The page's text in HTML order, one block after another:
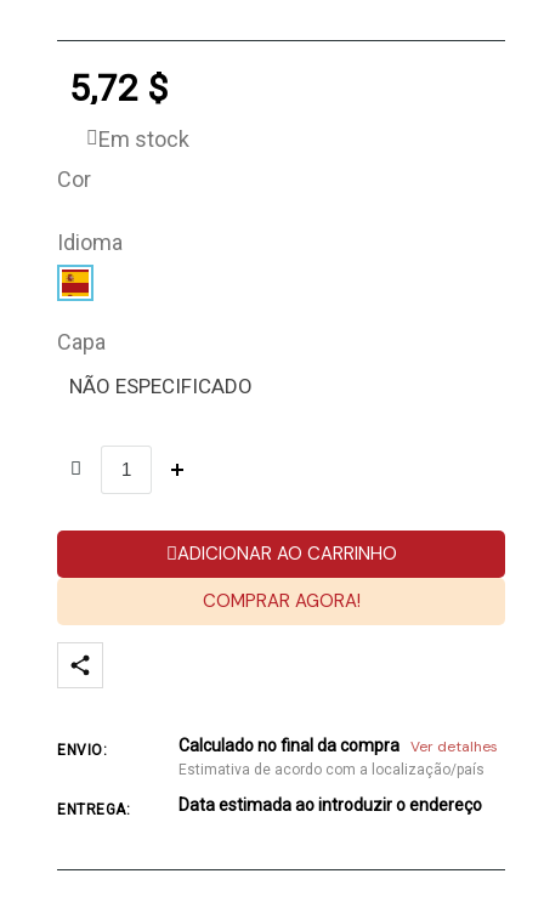
5,72 $
Em stock
Cor
Idioma
Capa
NÃO ESPECIFICADO
ADICIONAR AO CARRINHO
COMPRAR AGORA!
ENVIO: Calculado no final da compra Ver detalhes
Estimativa de acordo com a localização/país
ENTREGA: Data estimada ao introduzir o endereço